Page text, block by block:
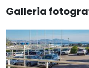
Galleria